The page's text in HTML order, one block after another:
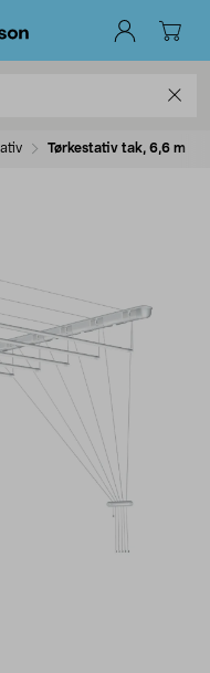
Tørkestativ tak, 6,6 m